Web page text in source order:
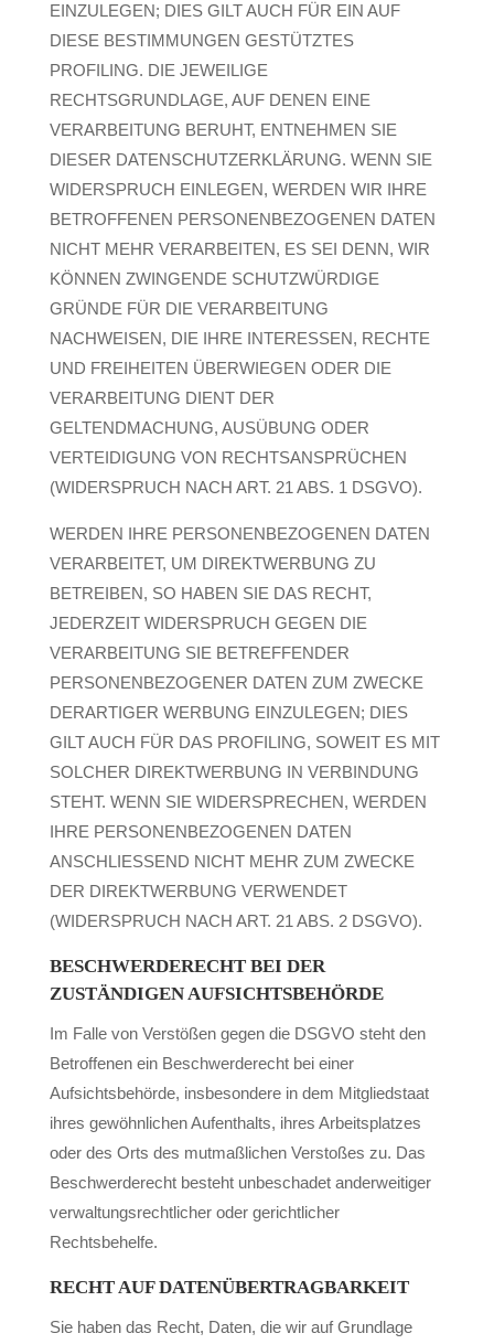
EINZULEGEN; DIES GILT AUCH FÜR EIN AUF
DIESE BESTIMMUNGEN GESTÜTZTES
PROFILING. DIE JEWEILIGE
RECHTSGRUNDLAGE, AUF DENEN EINE
VERARBEITUNG BERUHT, ENTNEHMEN SIE
DIESER DATENSCHUTZERKLÄRUNG. WENN SIE
WIDERSPRUCH EINLEGEN, WERDEN WIR IHRE
BETROFFENEN PERSONENBEZOGENEN DATEN
NICHT MEHR VERARBEITEN, ES SEI DENN, WIR
KÖNNEN ZWINGENDE SCHUTZWÜRDIGE
GRÜNDE FÜR DIE VERARBEITUNG
NACHWEISEN, DIE IHRE INTERESSEN, RECHTE
UND FREIHEITEN ÜBERWIEGEN ODER DIE
VERARBEITUNG DIENT DER
GELTENDMACHUNG, AUSÜBUNG ODER
VERTEIDIGUNG VON RECHTSANSPRÜCHEN
(WIDERSPRUCH NACH ART. 21 ABS. 1 DSGVO).
WERDEN IHRE PERSONENBEZOGENEN DATEN
VERARBEITET, UM DIREKTWERBUNG ZU
BETREIBEN, SO HABEN SIE DAS RECHT,
JEDERZEIT WIDERSPRUCH GEGEN DIE
VERARBEITUNG SIE BETREFFENDER
PERSONENBEZOGENER DATEN ZUM ZWECKE
DERARTIGER WERBUNG EINZULEGEN; DIES
GILT AUCH FÜR DAS PROFILING, SOWEIT ES MIT
SOLCHER DIREKTWERBUNG IN VERBINDUNG
STEHT. WENN SIE WIDERSPRECHEN, WERDEN
IHRE PERSONENBEZOGENEN DATEN
ANSCHLIESSEND NICHT MEHR ZUM ZWECKE
DER DIREKTWERBUNG VERWENDET
(WIDERSPRUCH NACH ART. 21 ABS. 2 DSGVO).
BESCHWERDE­RECHT BEI DER
ZUSTÄNDIGEN AUFSICHTS­BEHÖRDE
Im Falle von Verstößen gegen die DSGVO steht den
Betroffenen ein Beschwerderecht bei einer
Aufsichtsbehörde, insbesondere in dem Mitgliedstaat
ihres gewöhnlichen Aufenthalts, ihres Arbeitsplatzes
oder des Orts des mutmaßlichen Verstoßes zu. Das
Beschwerderecht besteht unbeschadet anderweitiger
verwaltungsrechtlicher oder gerichtlicher
Rechtsbehelfe.
RECHT AUF DATEN­ÜBERTRAG­BARKEIT
Sie haben das Recht, Daten, die wir auf Grundlage